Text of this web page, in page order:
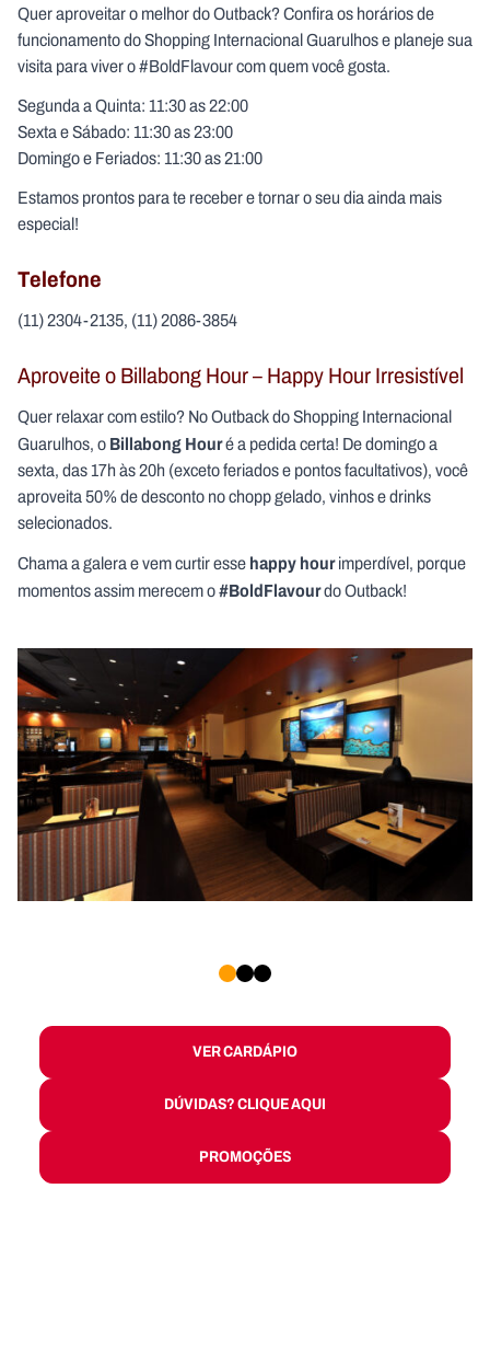
Quer aproveitar o melhor do Outback? Confira os horários de
funcionamento do Shopping Internacional Guarulhos e planeje sua
visita para viver o #BoldFlavour com quem você gosta.
Segunda a Quinta: 11:30 as 22:00
Sexta e Sábado: 11:30 as 23:00
Domingo e Feriados: 11:30 as 21:00
Estamos prontos para te receber e tornar o seu dia ainda mais
especial!
Telefone
(11) 2304-2135, (11) 2086-3854
Aproveite o Billabong Hour – Happy Hour Irresistível
Quer relaxar com estilo? No Outback do Shopping Internacional
Guarulhos, oBillabong Houré a pedida certa! De domingo a
sexta, das 17h às 20h (exceto feriados e pontos facultativos), você
aproveita 50% de desconto no chopp gelado, vinhos e drinks
selecionados.
Chama a galera e vem curtir essehappy hourimperdível, porque
momentos assim merecem o#BoldFlavourdo Outback!
1 2 3
VER CARDÁPIO
DÚVIDAS? CLIQUE AQUI
PROMOÇÕES